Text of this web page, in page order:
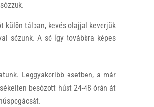
külön tálban, kevés olajjal keverjük
sózunk. A só így továbbra képes
Leggyakoribb esetben, a már
besózott húst 24-48 órán át